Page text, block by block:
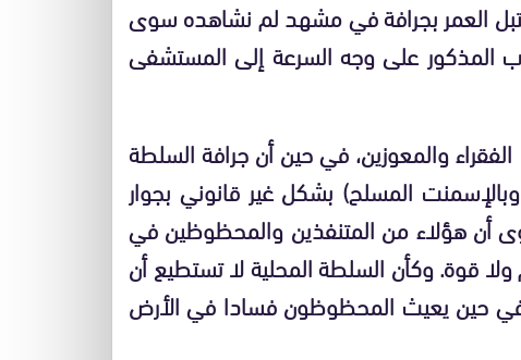
العمر بجرافة في مشهد لم نشاهده سوى
المذكور على وجه السرعة إلى المستشفى
والمعوزين، في حين أن جرافة السلطة
المسلح) بشكل غير قانوني بجوار
أن هؤلاء من المتنفذين والمحظوظين في
قوة. وكأن السلطة المحلية لا تستطيع أن
في حين يعيث المحظوظون فسادا في الأرض